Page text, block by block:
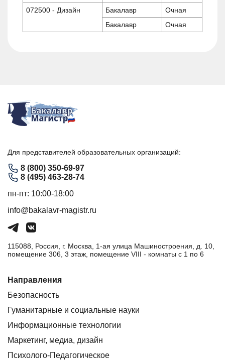
072500 - Дизайн Бакалавр
Очная
Бакалавр
Очная
Для представителей образовательных организаций:
8 (800) 350-69-97
8 (495) 463-28-74
пн-пт: 10:00-18:00
info@bakalavr-magistr.ru
115088, Россия, г. Москва, 1-ая улица Машиностроения, д. 10,
помещение 306, 3 этаж, помещение VIII - комнаты с 1 по 6
Направления
Безопасность
Гуманитарные и социальные науки
Информационные технологии
Маркетинг, медиа, дизайн
Психолого-Педагогическое